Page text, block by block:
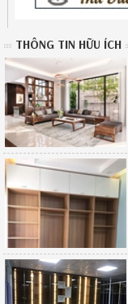
THÔNG TIN HỮU ÍCH